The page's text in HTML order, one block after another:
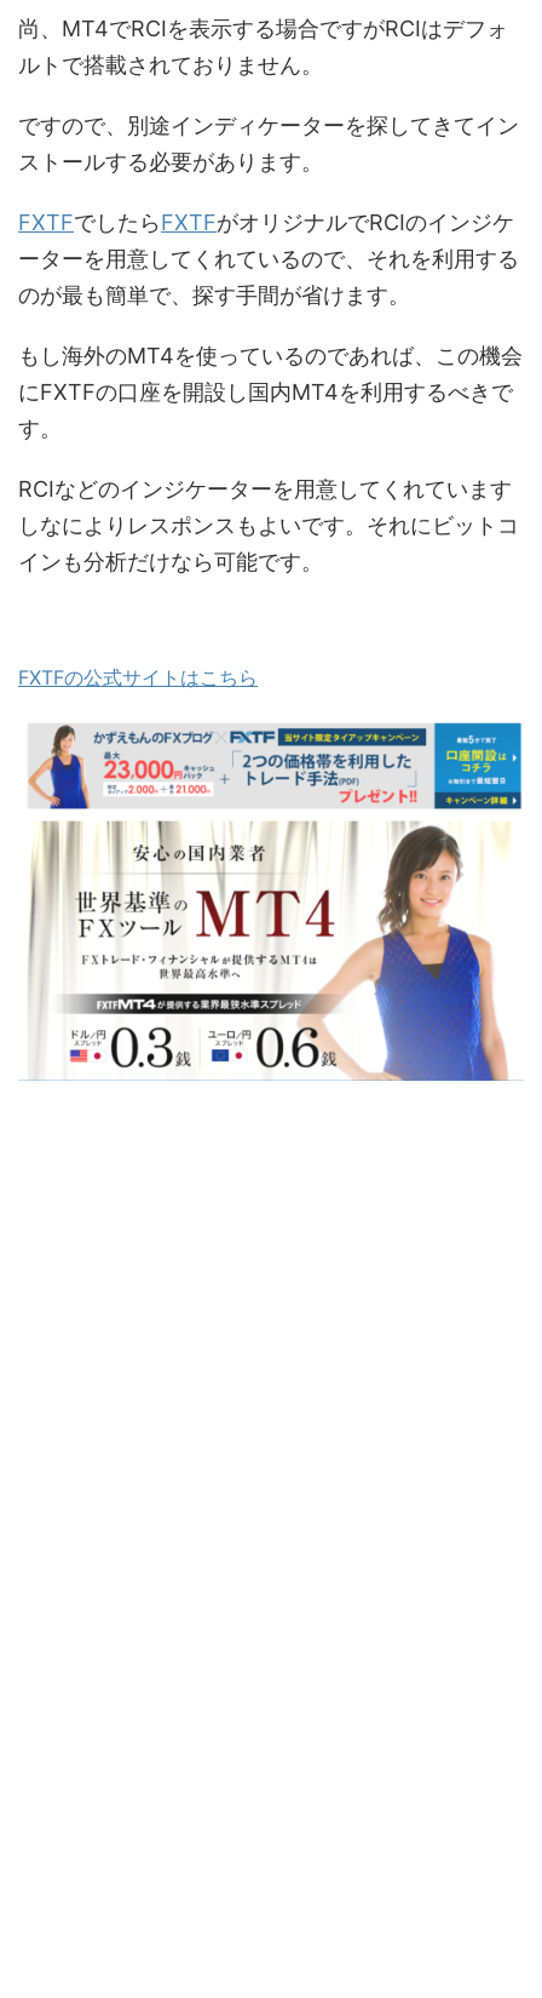
尚、MT4でRCIを表示する場合ですがRCIはデフォ
ルトで搭載されておりません。
ですので、別途インディケーターを探してきてイン
ストールする必要があります。
FXTFでしたらFXTFがオリジナルでRCIのインジケ
ーターを用意してくれているので、それを利用する
のが最も簡単で、探す手間が省けます。
もし海外のMT4を使っているのであれば、この機会
にFXTFの口座を開設し国内MT4を利用するべきで
す。
RCIなどのインジケーターを用意してくれています
しなによりレスポンスもよいです。それにビットコ
インも分析だけなら可能です。
FXTFの公式サイトはこちら